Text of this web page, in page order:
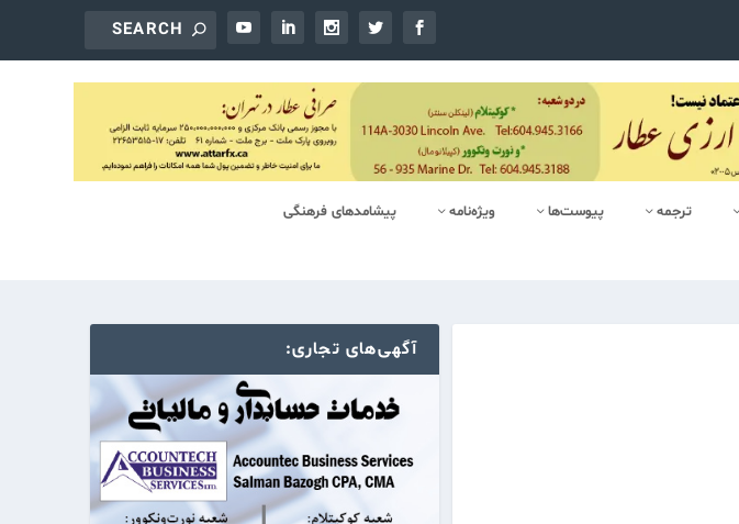
ترجمه پیوست‌ها ویژه‌‌نامه پیشامدهای فرهنگی
آگهی‌های تجاری: